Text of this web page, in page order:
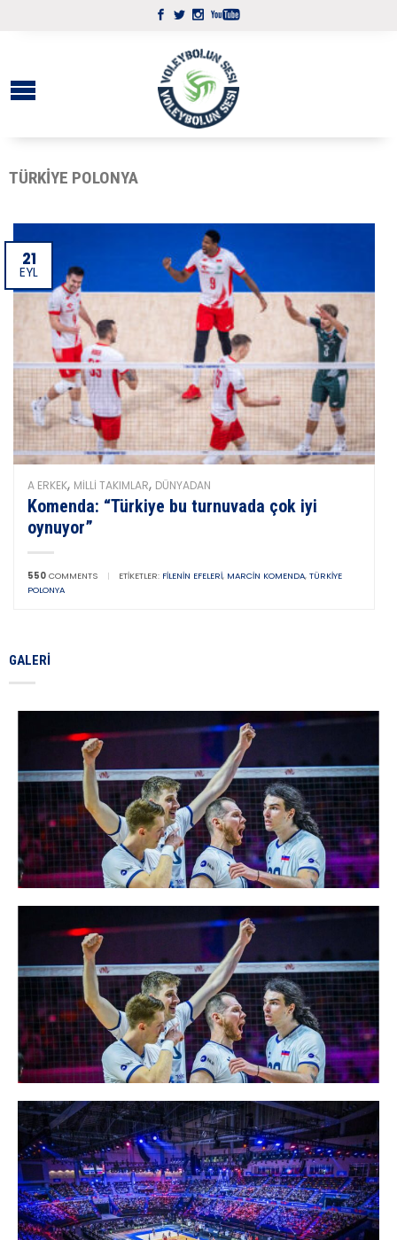
TÜRKIYE POLONYA
21
EYL
A ERKEK, MILLI TAKIMLAR, DÜNYADAN
Komenda: “Türkiye bu turnuvada çok iyi
oynuyor”
550 COMMENTS | ETIKETLER: FILENIN EFELERI, MARCIN KOMENDA, TÜRKIYE
POLONYA
GALERI